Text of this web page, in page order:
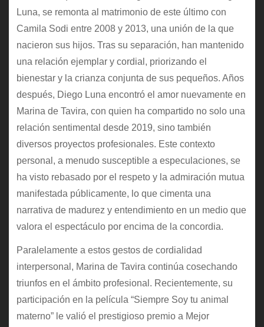
Luna, se remonta al matrimonio de este último con
Camila Sodi entre 2008 y 2013, una unión de la que
nacieron sus hijos. Tras su separación, han mantenido
una relación ejemplar y cordial, priorizando el
bienestar y la crianza conjunta de sus pequeños. Años
después, Diego Luna encontró el amor nuevamente en
Marina de Tavira, con quien ha compartido no solo una
relación sentimental desde 2019, sino también
diversos proyectos profesionales. Este contexto
personal, a menudo susceptible a especulaciones, se
ha visto rebasado por el respeto y la admiración mutua
manifestada públicamente, lo que cimenta una
narrativa de madurez y entendimiento en un medio que
valora el espectáculo por encima de la concordia.
Paralelamente a estos gestos de cordialidad
interpersonal, Marina de Tavira continúa cosechando
triunfos en el ámbito profesional. Recientemente, su
participación en la película “Siempre Soy tu animal
materno” le valió el prestigioso premio a Mejor